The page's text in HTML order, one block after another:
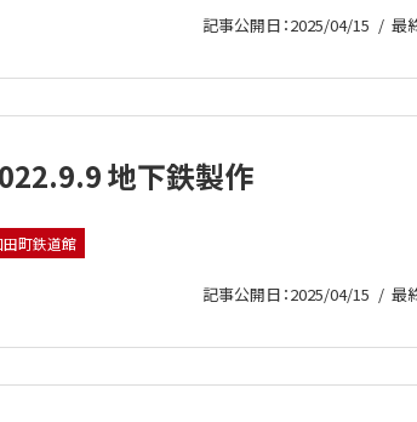
記事公開日：2025/04/15 最
地下鉄製作
田町鉄道館
記事公開日：2025/04/15 最